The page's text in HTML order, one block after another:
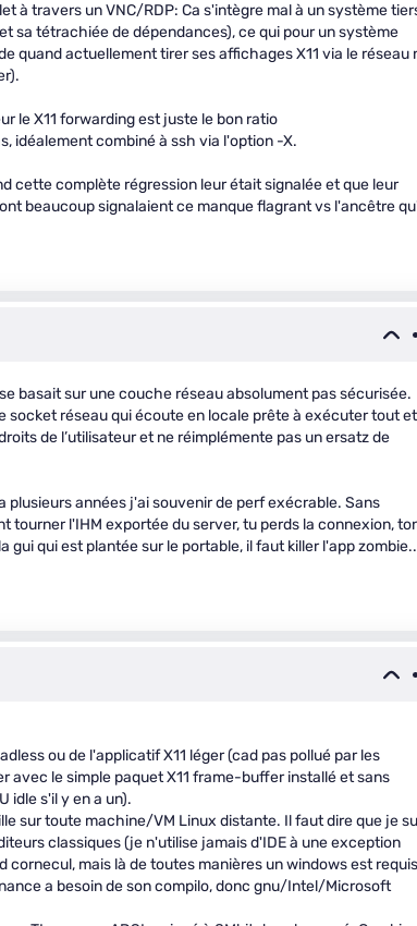
à travers un VNC/RDP: Ca s'intègre mal à un système
sa tétrachiée de dépendances), ce qui pour un système
quand actuellement tirer ses affichages X11 via le réseau
le X11 forwarding est juste le bon ratio
idéalement combiné à ssh via l'option -X.
cette complète régression leur était signalée et que leur
beaucoup signalaient ce manque flagrant vs l'ancêtre
basait sur une couche réseau absolument pas sécurisée.
socket réseau qui écoute en locale prête à exécuter tout et
de l’utilisateur et ne réimplémente pas un ersatz de
années j'ai souvenir de perf exécrable. Sans
tourner l'IHM exportée du server, tu perds la connexion,
gui qui est plantée sur le portable, il faut killer l'app
ou de l'applicatif X11 léger (cad pas pollué par les
avec le simple paquet X11 frame-buffer installé et sans
idle s'il y en a un).
sur toute machine/VM Linux distante. Il faut dire que je
classiques (je n'utilise jamais d'IDE à une exception
cornecul, mais là de toutes manières un windows est requis
a besoin de son compilo, donc gnu/Intel/Microsoft